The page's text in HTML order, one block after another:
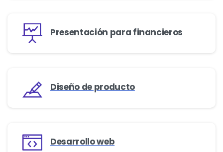
Presentación para financieros
Diseño de producto
Desarrollo web